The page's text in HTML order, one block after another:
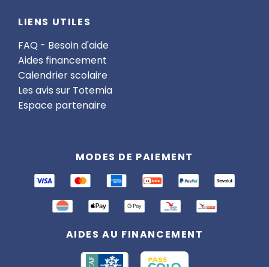
LIENS UTILES
FAQ - Besoin d'aide
Aides financement
Calendrier scolaire
Les avis sur Totemia
Espace partenaire
MODES DE PAIEMENT
AIDES AU FINANCEMENT